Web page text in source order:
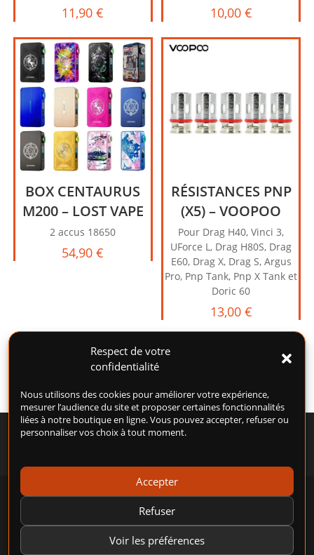
Respect de votre
confidentialité
Nous utilisons des cookies pour améliorer votre expérience,
mesurer l’audience du site et proposer certaines fonctionnalités
liées à notre boutique en ligne. Vous pouvez accepter, refuser ou
personnaliser vos choix à tout moment.
Accepter
Refuser
Voir les préférences
11,90€ 10,00 €
BOX CENTAURUS
M200 – LOST VAPE
2 accus 18650
54,90€
RÉSISTANCES PNP
(X5) – VOOPOO
Pour Drag H40, Vinci 3,
UForce L, Drag H80S, Drag
E60, Drag X, Drag S, Argus
Pro, Pnp Tank, Pnp X Tank et
Doric 60
13,00 €
POLITIQUE DE COOKIES (UE)
CONDITIONS GÉNÉRALES D’UTILISATION (CGU)
CONDITIONS GÉNÉRALES DE VENTE (CGV)